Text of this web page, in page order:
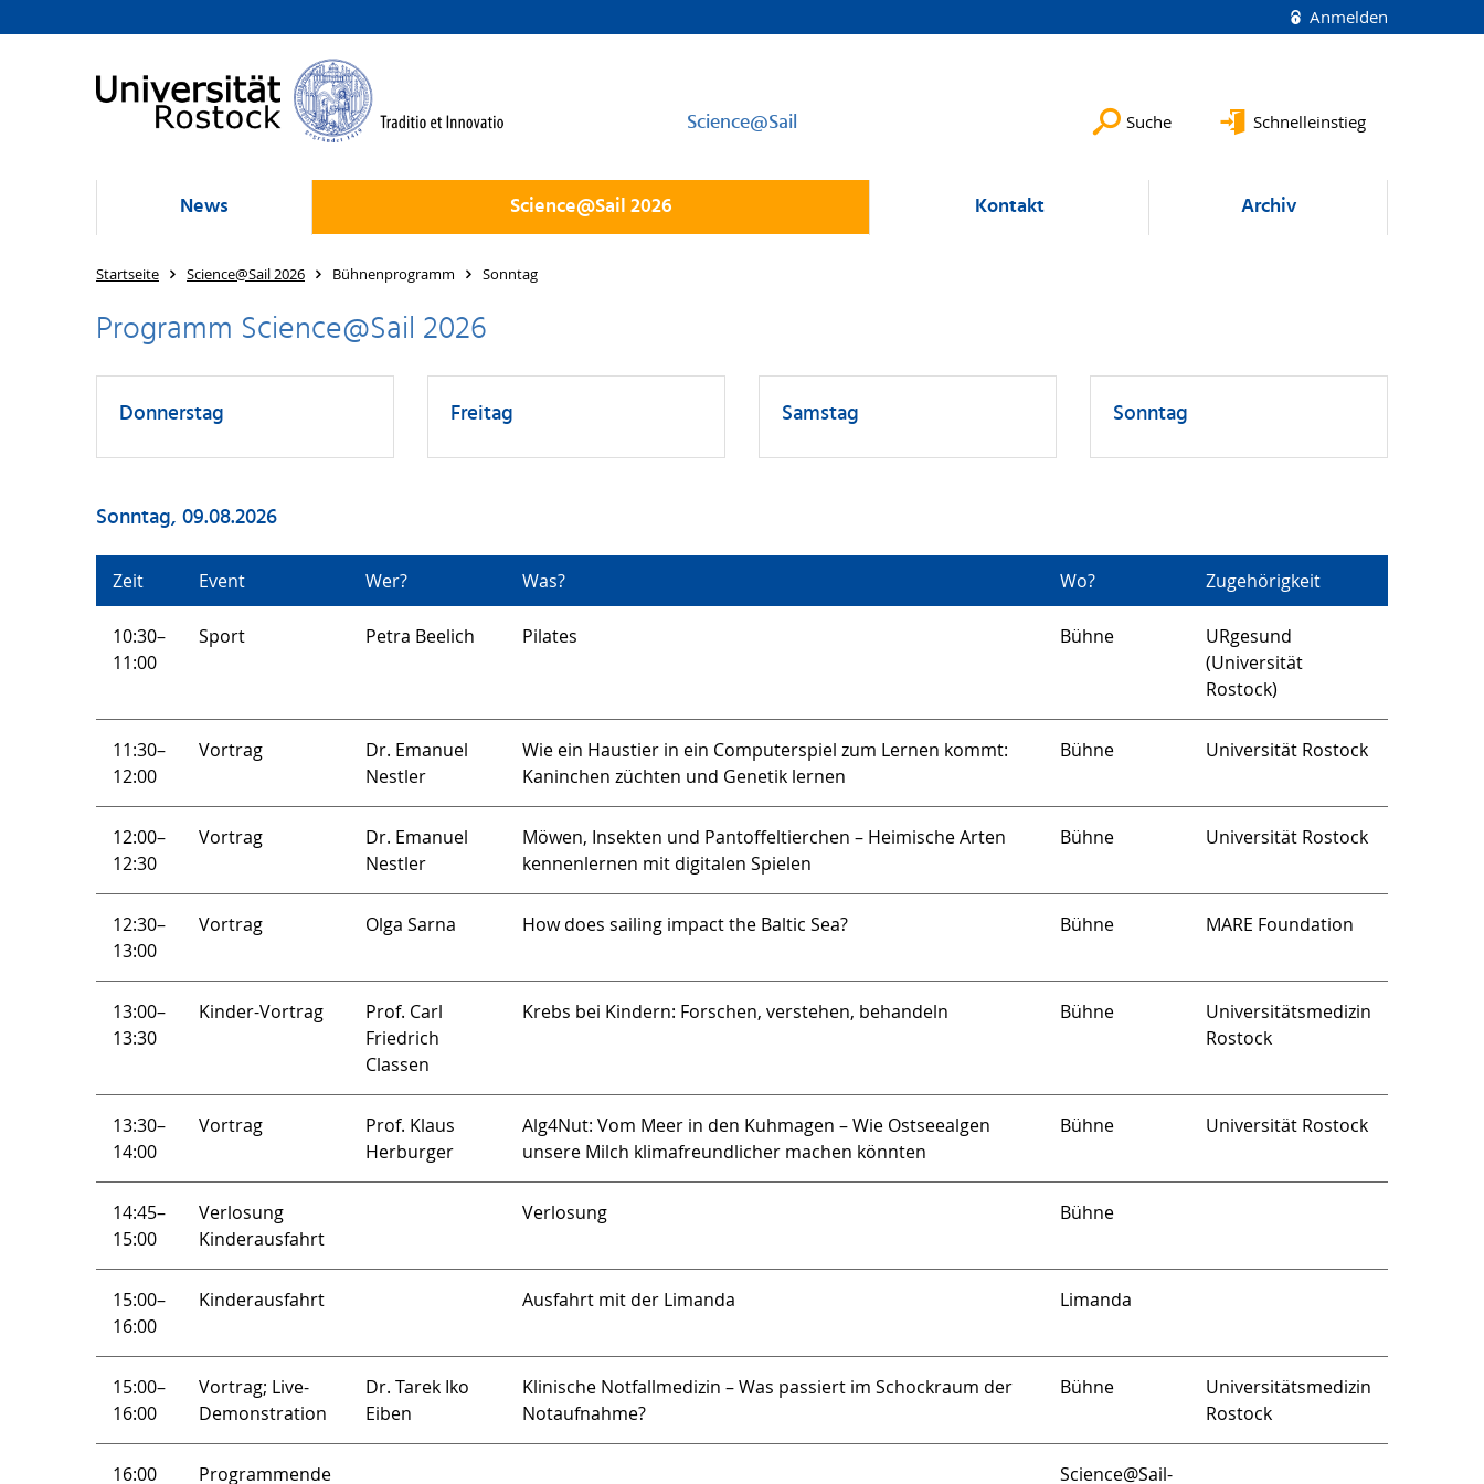
Anmelden
Science@Sail Suche Schnelleinstieg
News Science@Sail 2026 Kontakt Archiv
Startseite Science@Sail 2026 Bühnenprogramm Sonntag
Programm Science@Sail 2026
Donnerstag Freitag Samstag Sonntag
Sonntag, 09.08.2026
Zeit Event Wer? Was? Wo? Zugehörigkeit
10:30–
11:00
Sport Petra Beelich Pilates Bühne
URgesund
(Universität
Rostock)
11:30–
12:00
Vortrag
Dr. Emanuel
Nestler
Wie ein Haustier in ein Computerspiel zum Lernen kommt:
Kaninchen züchten und Genetik lernen
Bühne Universität Rostock
12:00–
12:30
Vortrag
Dr. Emanuel
Nestler
Möwen, Insekten und Pantoffeltierchen – Heimische Arten
kennenlernen mit digitalen Spielen
Bühne Universität Rostock
12:30–
13:00
Vortrag Olga Sarna How does sailing impact the Baltic Sea? Bühne MARE Foundation
13:00–
13:30
Kinder-Vortrag
Prof. Carl
Friedrich
Classen
Krebs bei Kindern: Forschen, verstehen, behandeln Bühne
Universitätsmedizin
Rostock
13:30–
14:00
Vortrag
Prof. Klaus
Herburger
Alg4Nut: Vom Meer in den Kuhmagen – Wie Ostseealgen
unsere Milch klimafreundlicher machen könnten
Bühne Universität Rostock
14:45–
15:00
Verlosung
Kinderausfahrt
Verlosung Bühne
15:00–
16:00
Kinderausfahrt Ausfahrt mit der Limanda Limanda
15:00–
16:00
Vortrag; Live-
Demonstration
Dr. Tarek Iko
Eiben
Klinische Notfallmedizin – Was passiert im Schockraum der
Notaufnahme?
Bühne
Universitätsmedizin
Rostock
16:00 Programmende Science@Sail-